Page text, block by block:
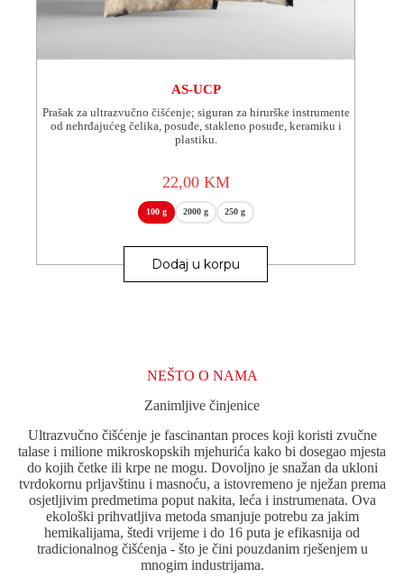
AS-UCP
Prašak za ultrazvučno čišćenje; siguran za hirurške instrumente
od nehrđajućeg čelika, posuđe, stakleno posuđe, keramiku i
plastiku.
22,00 KM
100 g 2000 g 250 g
Dodaj u korpu
proizvod
ima
odabrati
na
stranici
proizvoda.
NEŠTO O NAMA
Zanimljive činjenice
Ultrazvučno čišćenje je fascinantan proces koji koristi zvučne
talase i milione mikroskopskih mjehurića kako bi dosegao mjesta
do kojih četke ili krpe ne mogu. Dovoljno je snažan da ukloni
tvrdokornu prljavštinu i masnoću, a istovremeno je nježan prema
osjetljivim predmetima poput nakita, leća i instrumenata. Ova
ekološki prihvatljiva metoda smanjuje potrebu za jakim
hemikalijama, štedi vrijeme i do 16 puta je efikasnija od
tradicionalnog čišćenja - što je čini pouzdanim rješenjem u
mnogim industrijama.